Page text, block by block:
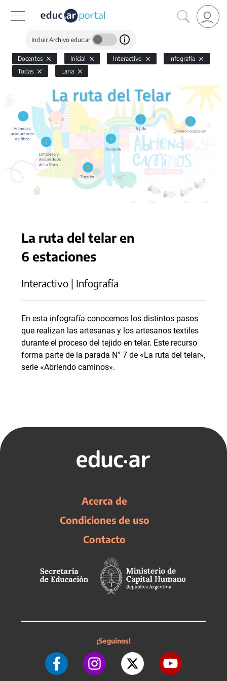
Incluir Archivo educ.ar
Docentes Inicial Interactivo
Infografía
Todas
Lana
La ruta del telar en
6 estaciones
Interactivo | Infografía
En esta infografía conocemos los distintos pasos
que realizan las artesanas y los artesanos textiles
durante el proceso del tejido en telar. Este recurso
forma parte de la parada N° 7 de «La ruta del telar»,
serie «Abriendo caminos».
Acerca de
Condiciones de uso
Contacto
¡Seguinos!